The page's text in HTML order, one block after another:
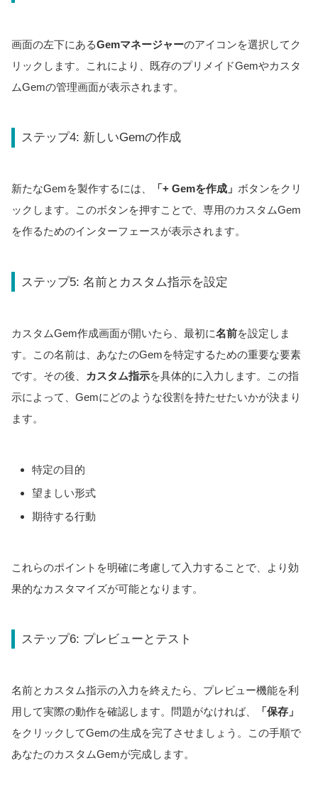
画面の左下にあるGemマネージャーのアイコンを選択してク
リックします。これにより、既存のプリメイドGemやカスタ
ムGemの管理画面が表示されます。
ステップ4: 新しいGemの作成
新たなGemを製作するには、 「+ Gemを作成」 ボタンをクリ
ックします。このボタンを押すことで、専用のカスタムGem
を作るためのインターフェースが表示されます。
ステップ5: 名前とカスタム指示を設定
カスタムGem作成画面が開いたら、最初に名前を設定しま
す。この名前は、あなたのGemを特定するための重要な要素
です。その後、
カスタム指示を具体的に入力します。この指
示によって、Gemにどのような役割を持たせたいかが決まり
ます。
特定の目的
望ましい形式
期待する行動
これらのポイントを明確に考慮して入力することで、より効
果的なカスタマイズが可能となります。
ステップ6: プレビューとテスト
名前とカスタム指示の入力を終えたら、プレビュー機能を利
用して実際の動作を確認します。問題がなければ、
「保存」
をクリックしてGemの生成を完了させましょう。この手順で
あなたのカスタムGemが完成します。